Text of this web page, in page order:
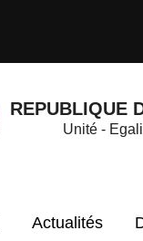
REPUBLIQUE
Unité -
Actualités